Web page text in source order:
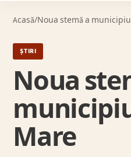
Acasă/Noua stemă a
ȘTIRI
Noua
Mare